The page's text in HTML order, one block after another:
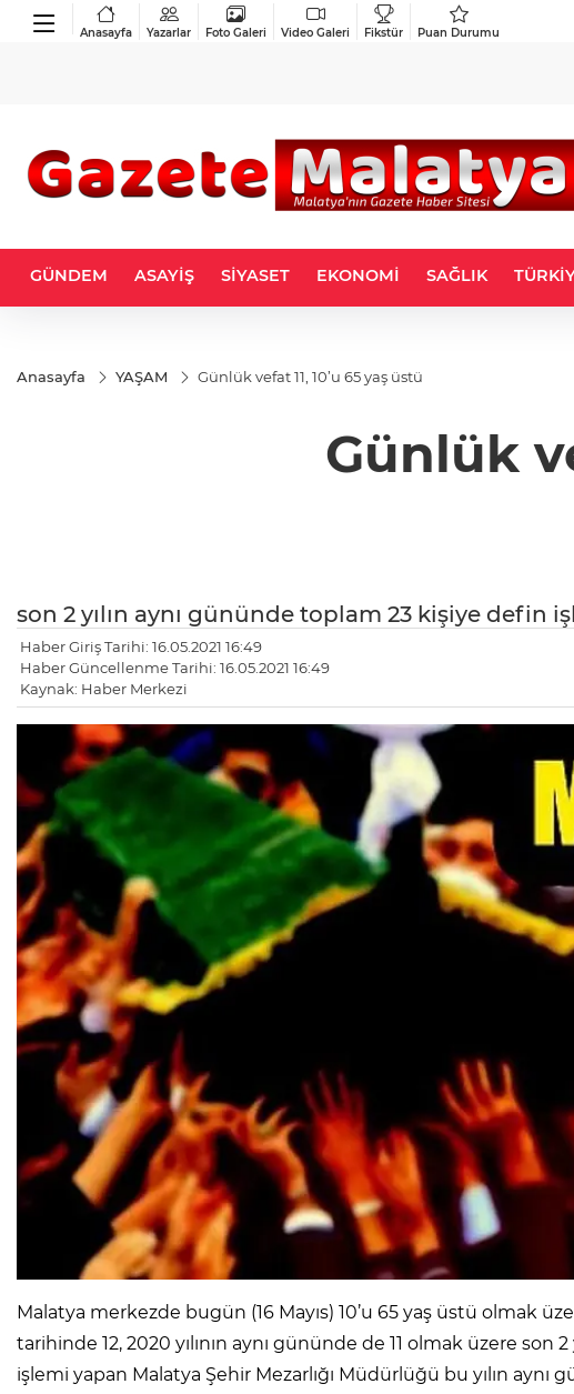
Anasayfa Yazarlar Foto Galeri Video Galeri Fikstür Puan Durumu
GÜNDEM ASAYİŞ SİYASET EKONOMİ SAĞLIK
Anasayfa YAŞAM Günlük vefat 11, 10’u 65 yaş üstü
Günlük
son 2 yılın aynı gününde toplam 23 kişiye defin
Haber Giriş Tarihi: 16.05.2021 16:49
Haber Güncellenme Tarihi: 16.05.2021 16:49
Kaynak: Haber Merkezi
Malatya merkezde bugün (16 Mayıs) 10’u 65 yaş üstü olmak
tarihinde 12, 2020 yılının aynı gününde de 11 olmak üzere son
işlemi yapan Malatya Şehir Mezarlığı Müdürlüğü bu yılın aynı